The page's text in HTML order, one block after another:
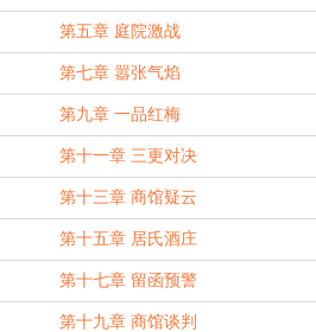
第五章 庭院激战
第七章 嚣张气焰
第九章 一品红梅
第十一章 三更对决
第十三章 商馆疑云
第十五章 居氏酒庄
第十七章 留函预警
第十九章 商馆谈判